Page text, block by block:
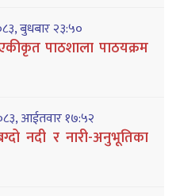
बुधबार २३:५०
पाठशाला पाठयक्रम
आईतवार १७:५२
नदी र नारी-अनुभूतिका